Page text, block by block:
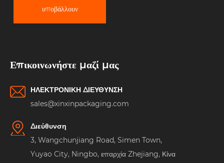
υποβάλλουν
Επικοινωνήστε μαζί μας
ΗΛΕΚΤΡΟΝΙΚΗ ΔΙΕΥΘΥΝΣΗ
sales@xinxinpackaging.com
Διεύθυνση
3, Wangchunjiang Road, Simen Town,
Yuyao City, Ningbo, επαρχία Zhejiang, Κίνα